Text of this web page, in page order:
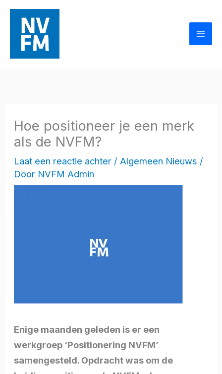
Ga
inhoud
Hoe positioneer je een merk
als de NVFM?
Laat een reactie achter / Algemeen Nieuws /
Door NVFM Admin
Enige maanden geleden is er een
werkgroep ‘Positionering NVFM’
samengesteld. Opdracht was om de